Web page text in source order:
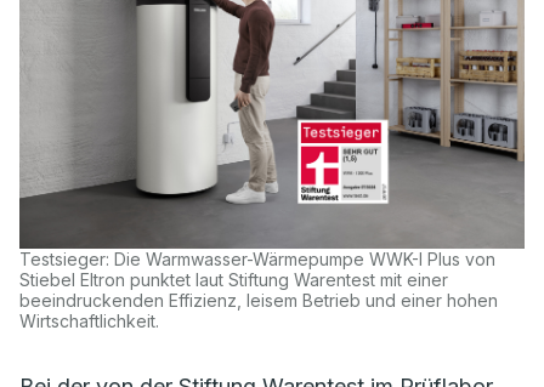
Testsieger: Die Warmwasser-Wärmepumpe WWK-I Plus von
Stiebel Eltron punktet laut Stiftung Warentest mit einer
beeindruckenden Effizienz, leisem Betrieb und einer hohen
Wirtschaftlichkeit.